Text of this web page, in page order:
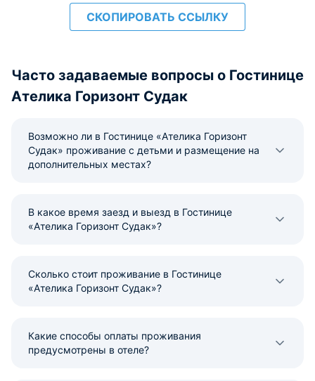
СКОПИРОВАТЬ ССЫЛКУ
Часто задаваемые вопросы о Гостинице
Ателика Горизонт Судак
Возможно ли в Гостинице «Ателика Горизонт
Судак» проживание с детьми и размещение на
дополнительных местах?
В какое время заезд и выезд в Гостинице
«Ателика Горизонт Судак»?
Сколько стоит проживание в Гостинице
«Ателика Горизонт Судак»?
Какие способы оплаты проживания
предусмотрены в отеле?